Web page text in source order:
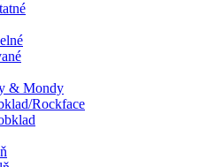
& Mondy
Rockface